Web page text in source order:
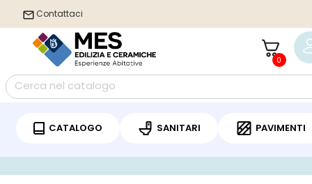
Contattaci
0
CATALOGO SANITARI PAVIMENTI